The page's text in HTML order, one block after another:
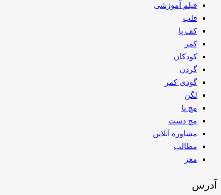
فیلم آموزشی
قلب
کف پا
کمر
کودکان
گردن
گودی کمر
لگن
مچ پا
مچ دست
مشاوره آنلاین
مطالب
مغز
آدرس